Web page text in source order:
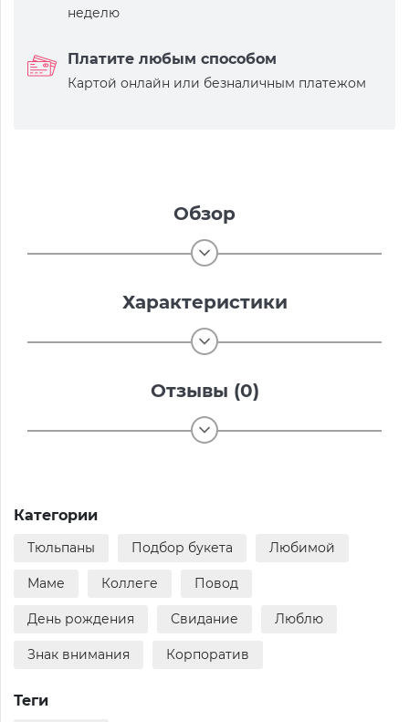
неделю
Платите любым способом
Картой онлайн или безналичным платежом
Обзор
Характеристики
Отзывы (0)
Категории
Тюльпаны Подбор букета Любимой
Маме Коллеге Повод
День рождения Свидание Люблю
Знак внимания Корпоратив
Теги